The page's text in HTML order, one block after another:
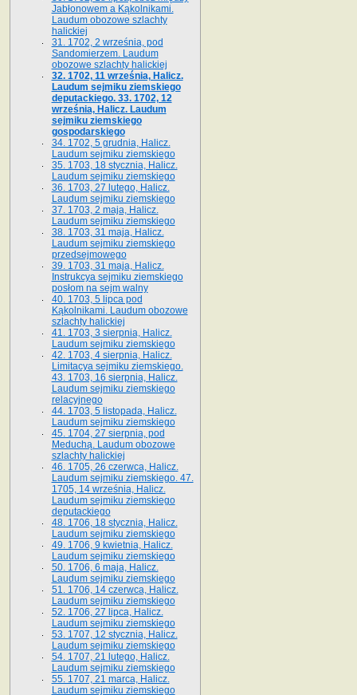
Jabłonowem a Kąkolnikami.
Laudum obozowe szlachty
halickiej
31. 1702, 2 września, pod
Sandomierzem. Laudum
obozowe szlachty halickiej
32. 1702, 11 września, Halicz.
Laudum sejmiku ziemskiego
deputackiego. 33. 1702, 12
września, Halicz. Laudum
sejmiku ziemskiego
gospodarskiego
34. 1702, 5 grudnia, Halicz.
Laudum sejmiku ziemskiego
35. 1703, 18 stycznia, Halicz.
Laudum sejmiku ziemskiego
36. 1703, 27 lutego, Halicz.
Laudum sejmiku ziemskiego
37. 1703, 2 maja, Halicz.
Laudum sejmiku ziemskiego
38. 1703, 31 maja, Halicz.
Laudum sejmiku ziemskiego
przedsejmowego
39. 1703, 31 maja, Halicz.
Instrukcya sejmiku ziemskiego
posłom na sejm walny
40. 1703, 5 lipca pod
Kąkolnikami. Laudum obozowe
szlachty halickiej
41­. 1703, 3 sierpnia, Halicz.
Laudum sejmiku ziemskiego
42. 1703, 4 sierpnia, Halicz.
Limitacya sejmiku ziemskiego.
43. 1703, 16 sierpnia, Halicz.
Laudum sejmiku ziemskiego
relacyjnego
44. 1703, 5 listopada, Halicz.
Laudum sejmiku ziemskiego
45. 1704, 27 sierpnia, pod
Meduchą. Laudum obozowe
szlachty halickiej
46. 1705, 26 czerwca, Halicz.
Laudum sejmiku ziemskiego. 47.
1705, 14 września, Halicz.
Laudum sejmiku ziemskiego
deputackiego
48. 1706, 18 stycznia, Halicz.
Laudum sejmiku ziemskiego
49. 1706, 9 kwietnia, Halicz.
Laudum sejmiku ziemskiego
50. 1706, 6 maja, Halicz.
Laudum sejmiku ziemskiego
51. 1706, 14 czerwca, Halicz.
Laudum sejmiku ziemskiego
52. 1706, 27 lipca, Halicz.
Laudum sejmiku ziemskiego
53. 1707, 12 stycznia, Halicz.
Laudum sejmiku ziemskiego
54. 1707, 21 lutego, Halicz.
Laudum sejmiku ziemskiego
55. 1707, 21 marca, Halicz.
Laudum sejmiku ziemskiego